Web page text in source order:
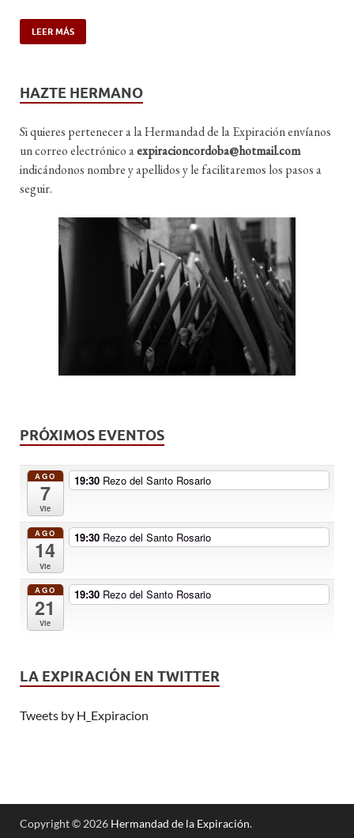
LEER MÁS
HAZTE HERMANO
Si quieres pertenecer a la Hermandad de la Expiración envíanos
un correo electrónico aexpiracioncordoba@hotmail.com
indicándonos nombre y apellidos y le facilitaremos los pasos a
seguir.
PRÓXIMOS EVENTOS
AGO
7
Vie
19:30 Rezo del Santo Rosario
AGO
14
Vie
19:30 Rezo del Santo Rosario
AGO
21
Vie
19:30 Rezo del Santo Rosario
LA EXPIRACIÓN EN TWITTER
Tweets by H_Expiracion
Copyright © 2026 Hermandad de la Expiración.